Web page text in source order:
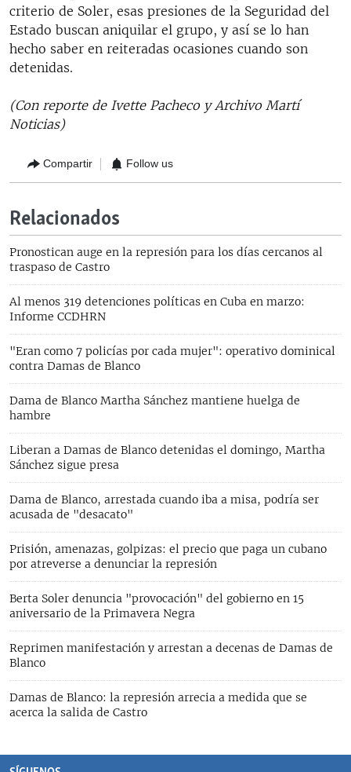
criterio de Soler, esas presiones de la Seguridad del
Estado buscan aniquilar el grupo, y así se lo han
hecho saber en reiteradas ocasiones cuando son
detenidas.
(Con reporte de Ivette Pacheco y Archivo Martí
Noticias)
Compartir Follow us
Relacionados
Pronostican auge en la represión para los días cercanos al
traspaso de Castro
Al menos 319 detenciones políticas en Cuba en marzo:
Informe CCDHRN
"Eran como 7 policías por cada mujer": operativo dominical
contra Damas de Blanco
Dama de Blanco Martha Sánchez mantiene huelga de
hambre
Liberan a Damas de Blanco detenidas el domingo, Martha
Sánchez sigue presa
Dama de Blanco, arrestada cuando iba a misa, podría ser
acusada de "desacato"
Prisión, amenazas, golpizas: el precio que paga un cubano
por atreverse a denunciar la represión
Berta Soler denuncia "provocación" del gobierno en 15
aniversario de la Primavera Negra
Reprimen manifestación y arrestan a decenas de Damas de
Blanco
Damas de Blanco: la represión arrecia a medida que se
acerca la salida de Castro